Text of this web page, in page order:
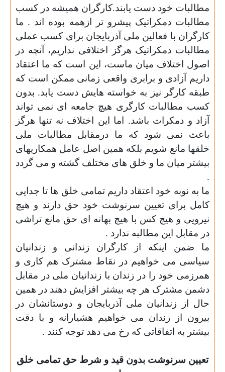
مطالبات خود دست یابند.کارگران همیشه در کسب
مطالبات دمکراتیک پیشرو تر ازهمه بوده اند . ما
کارگران با فعالین ملی آذربایجان برای کسب عملی
مطالبات دمکراتیک هرگز اختلافی نداریم، آنچه در
اصول اختلاف میان ماست، این است که ما اعتقاد
داریم آزادی و برابری واقعی زمانی ممکن است که
طبقه کارگر نیز به خواسته هایش دست یابد. بدون
کسب مطالبات کارگری هیچ جامعه ای نمی تواند
آزاد و دمکرات باشد. اما این اختلاف نه تنها هرگز
باعث نمی شود که ما درمقابل مطالبات ملی
خلقها مانع شویم بلکه همین اصل عامل همکاریهای
بیشتر میان ما و خلق های مختلف گشته و می گردد
.
ما به نوبه خود اعتقاد داریم تمامی خلق ها تا جدایی
کامل برای تعیین سرنوشت خود حق دارند و هیچ
نیرویی و هیچ کس با هیچ بهانه ای حق مانع تراشی
در مقابل این مطالبه ندارد .
ما ضمن اینکه از کارگران زندانی و زندانیان
سیاسی می خواهیم در نقاط مشترک هم کاری و
همرزمی خود را در زندان با زندانیان ملی در مقابل
دشمن مشترک هر چه بیشتر افزایش دهند در همین
حال از زندانیان ملی آذربایجان و دوستانشان در
بیرون از زندان می خواهیم هشیارانه و با دقت
بیشتر به اتفاقاتی که رخ می دهد توجه کنند .
تعیین سرنوشت بدون قید و شرط حق تمامی خلق